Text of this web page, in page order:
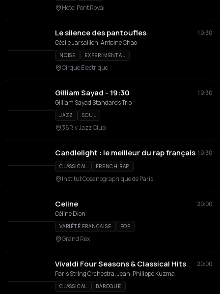
Hotel Pont Royal
Le silence des pantoufles
19:30
Cécile Jarsaillon, Antoine Chao
NOISE EXPERIMENTAL
Cirque Électrique
Gilliam Sayad - 19:30
19:30
Gilliam Sayad Standards Trio
JAZZ SOUL
38Riv Jazz Club
Candlelight : le meilleur du rap français 19:30
CLASSICAL FRENCH RAP
Institut Océanographique de Paris
Celine
20:00
Céline Dion
VARIÉTÉ FRANÇAISE POP
Grand Rex
Vivaldi Four Seasons & Classical Hits
20:00
Paris String Orchestra, Jean-Philippe Kuzma
CLASSICAL BAROQUE